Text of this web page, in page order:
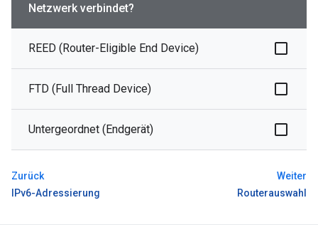
Netzwerk verbindet?
REED (Router-Eligible End Device)
FTD (Full Thread Device)
Untergeordnet (Endgerät)
Zurück
IPv6-Adressierung
Weiter
Routerauswahl